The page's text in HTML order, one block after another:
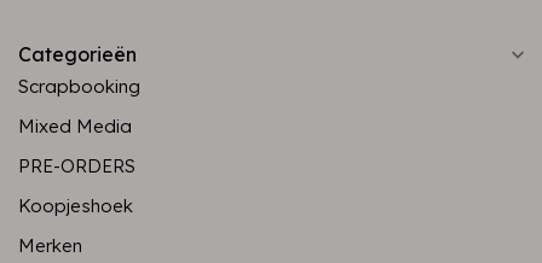
Categorieën
Scrapbooking
Mixed Media
PRE-ORDERS
Koopjeshoek
Merken